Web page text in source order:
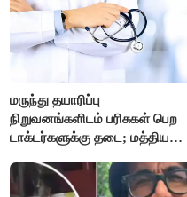
மருந்து தயாரிப்பு
நிறுவனங்களிடம் பரிசுகள் பெற
டாக்டர்களுக்கு தடை; மத்திய